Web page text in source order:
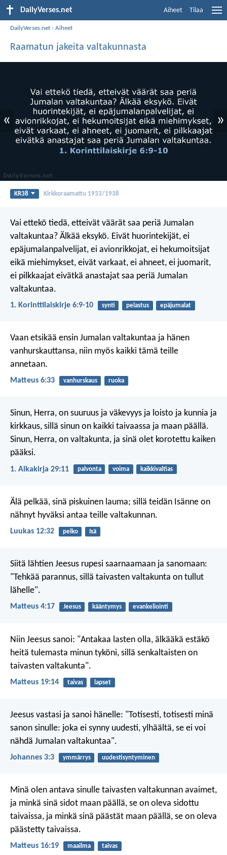
DailyVerses.net Aiheet Tilaa
DailyVerses.net ›Aiheet
Raamatun jakeita valtakunnasta
« »
KR38 Kirkkoraamattu 1933/1938
Vai ettekö tiedä, etteivät väärät saa periä Jumalan
valtakuntaa? Älkää eksykö. Eivät huorintekijät, ei
epäjumalanpalvelijat, ei avionrikkojat, ei hekumoitsijat
eikä miehimykset, eivät varkaat, ei ahneet, ei juomarit,
ei pilkkaajat eivätkä anastajat saa periä Jumalan
valtakuntaa.
1. Korinttilaiskirje 6:9-10 synti pelastus epäjumalat
Vaan etsikää ensin Jumalan valtakuntaa ja hänen
vanhurskauttansa, niin myös kaikki tämä teille
annetaan.
Matteus 6:33 vanhurskaus ruoka
Sinun, Herra, on suuruus ja väkevyys ja loisto ja kunnia ja
kirkkaus, sillä sinun on kaikki taivaassa ja maan päällä.
Sinun, Herra, on valtakunta, ja sinä olet korotettu kaiken
pääksi.
1. Aikakirja 29:11 palvonta voima kaikkivaltias
Älä pelkää, sinä piskuinen lauma; sillä teidän Isänne on
nähnyt hyväksi antaa teille valtakunnan.
Luukas 12:32 pelko Isä
Siitä lähtien Jeesus rupesi saarnaamaan ja sanomaan:
"Tehkää parannus, sillä taivasten valtakunta on tullut
lähelle".
Matteus 4:17 Jeesus kääntymys evankeliointi
Niin Jeesus sanoi: "Antakaa lasten olla, älkääkä estäkö
heitä tulemasta minun tyköni, sillä senkaltaisten on
taivasten valtakunta".
Matteus 19:14 taivas lapset
Jeesus vastasi ja sanoi hänelle: "Totisesti, totisesti minä
sanon sinulle: joka ei synny uudesti, ylhäältä, se ei voi
nähdä Jumalan valtakuntaa".
Johannes 3:3 ymmärrys uudestisyntyminen
Minä olen antava sinulle taivasten valtakunnan avaimet,
ja minkä sinä sidot maan päällä, se on oleva sidottu
taivaissa, ja minkä sinä päästät maan päällä, se on oleva
päästetty taivaissa.
Matteus 16:19 maailma taivas